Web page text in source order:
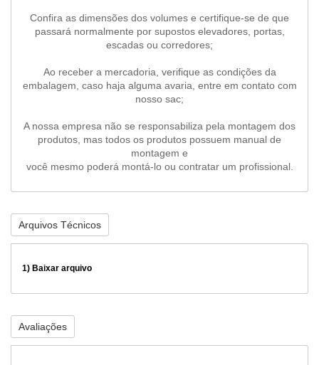
Confira as dimensões dos volumes e certifique-se de que
passará normalmente por supostos elevadores, portas,
escadas ou corredores;
Ao receber a mercadoria, verifique as condições da
embalagem, caso haja alguma avaria, entre em contato com
nosso sac;
A nossa empresa não se responsabiliza pela montagem dos
produtos, mas todos os produtos possuem manual de
montagem e
você mesmo poderá montá-lo ou contratar um profissional.
Arquivos Técnicos
1) Baixar arquivo
Avaliações